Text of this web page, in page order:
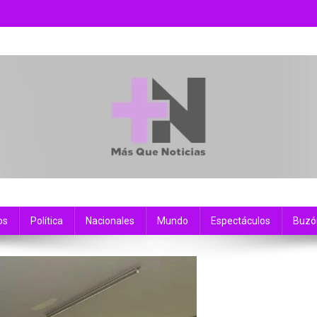
Política Nacionales Mundo Espectáculos